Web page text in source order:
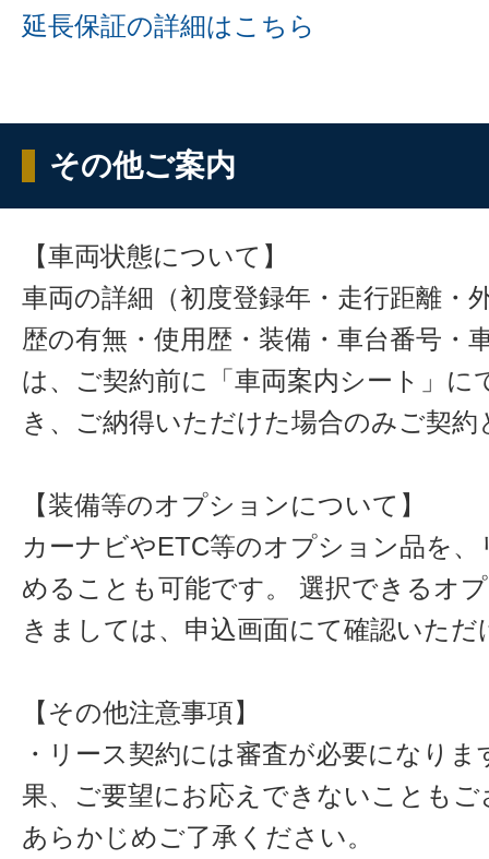
延長保証の詳細はこちら
その他ご案内
【車両状態について】
車両の詳細（初度登録年・走行距離・
歴の有無・使用歴・装備・車台番号・
は、ご契約前に「車両案内シート」に
き、ご納得いただけた場合のみご契約
【装備等のオプションについて】
カーナビやETC等のオプション品を、
めることも可能です。 選択できるオ
きましては、申込画面にて確認いただ
【その他注意事項】
・リース契約には審査が必要になりま
果、ご要望にお応えできないことも
あらかじめご了承ください。